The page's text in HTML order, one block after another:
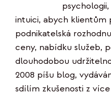
intuici, abych klientům
podnikatelská
ceny, nabídku služeb,
dlouhodobou
2008 píšu blog,
sdílím zkušenosti z